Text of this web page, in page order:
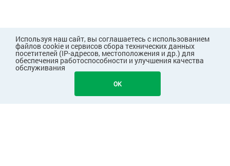
Используя наш сайт, вы соглашаетесь с использованием
файлов cookie и сервисов сбора технических данных
посетителей (IP-адресов, местоположения и др.) для
обеспечения работоспособности и улучшения качества
обслуживания
OK